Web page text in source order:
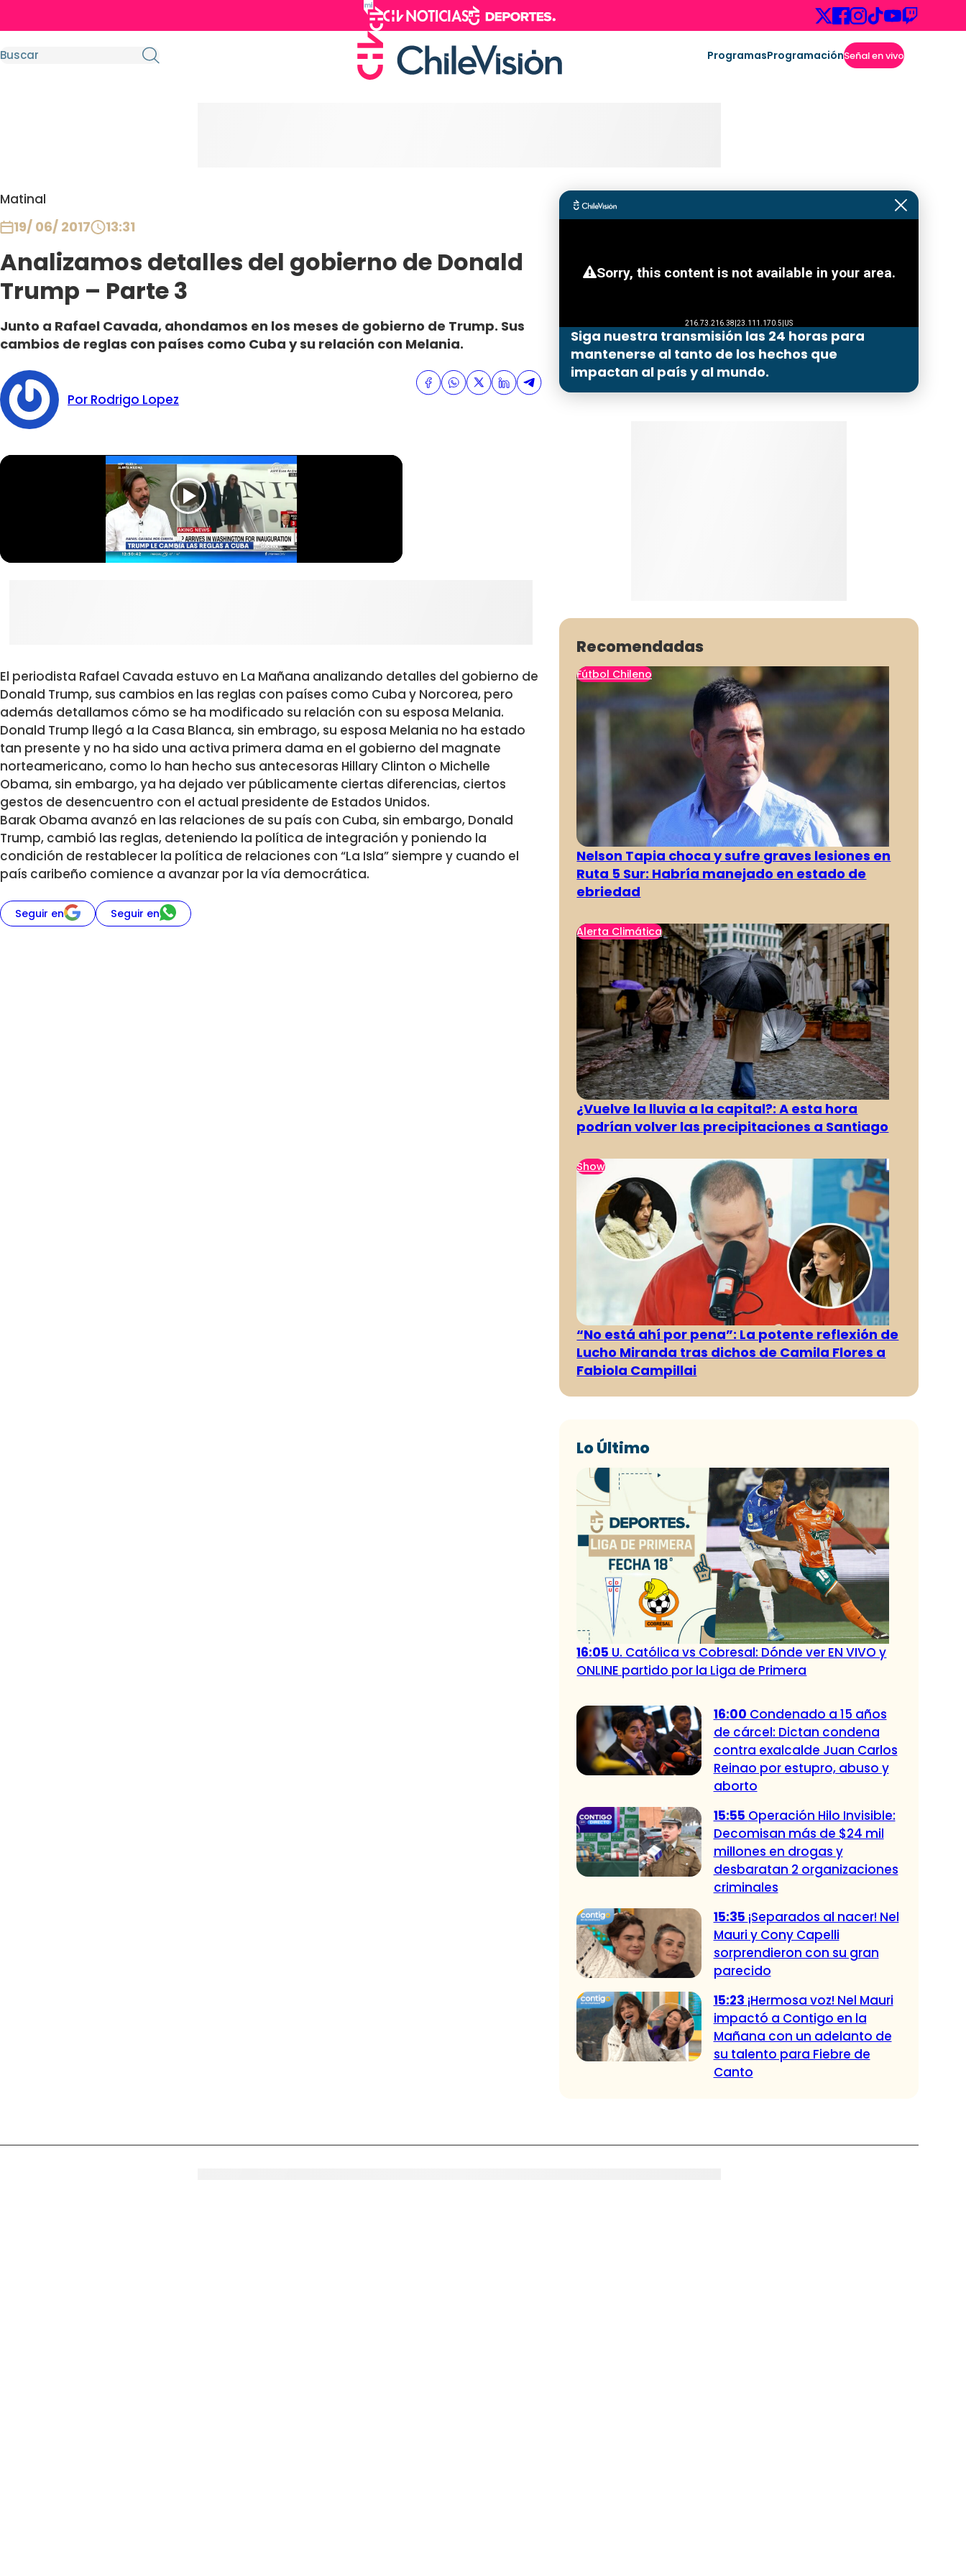
ProgramasProgramaciónSeñal en vivo
Matinal
19/ 06/ 2017 13:31
Analizamos detalles del gobierno de Donald
Trump – Parte 3
Junto a Rafael Cavada, ahondamos en los meses de gobierno de Trump. Sus
cambios de reglas con países como Cuba y su relación con Melania.
Por Rodrigo Lopez
El periodista Rafael Cavada estuvo en La Mañana analizando detalles del gobierno de
Donald Trump, sus cambios en las reglas con países como Cuba y Norcorea, pero
además detallamos cómo se ha modificado su relación con su esposa Melania.
Donald Trump llegó a la Casa Blanca, sin embrago, su esposa Melania no ha estado
tan presente y no ha sido una activa primera dama en el gobierno del magnate
norteamericano, como lo han hecho sus antecesoras Hillary Clinton o Michelle
Obama, sin embargo, ya ha dejado ver públicamente ciertas diferencias, ciertos
gestos de desencuentro con el actual presidente de Estados Unidos.
Barak Obama avanzó en las relaciones de su país con Cuba, sin embargo, Donald
Trump, cambió las reglas, deteniendo la política de integración y poniendo la
condición de restablecer la política de relaciones con “La Isla” siempre y cuando el
país caribeño comience a avanzar por la vía democrática.
Seguir en Seguir en
Siga nuestra transmisión las 24 horas para
mantenerse al tanto de los hechos que
impactan al país y al mundo.
Recomendadas
Fútbol Chileno
Nelson Tapia choca y sufre graves lesiones en
Ruta 5 Sur: Habría manejado en estado de
ebriedad
Alerta Climática
¿Vuelve la lluvia a la capital?: A esta hora
podrían volver las precipitaciones a Santiago
Show
“No está ahí por pena”: La potente reflexión de
Lucho Miranda tras dichos de Camila Flores a
Fabiola Campillai
Lo Último
16:05 U. Católica vs Cobresal: Dónde ver EN VIVO y
ONLINE partido por la Liga de Primera
16:00 Condenado a 15 años
de cárcel: Dictan condena
contra exalcalde Juan Carlos
Reinao por estupro, abuso y
aborto
15:55 Operación Hilo Invisible:
Decomisan más de $24 mil
millones en drogas y
desbaratan 2 organizaciones
criminales
15:35 ¡Separados al nacer! Nel
Mauri y Cony Capelli
sorprendieron con su gran
parecido
15:23 ¡Hermosa voz! Nel Mauri
impactó a Contigo en la
Mañana con un adelanto de
su talento para Fiebre de
Canto